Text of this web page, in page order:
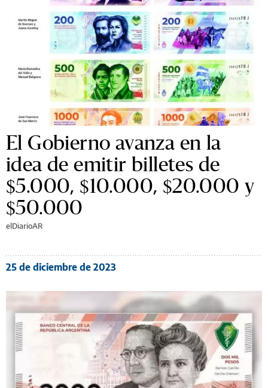
El Gobierno avanza en la
idea de emitir billetes de
$5.000, $10.000, $20.000 y
$50.000
elDiarioAR
25 de diciembre de 2023